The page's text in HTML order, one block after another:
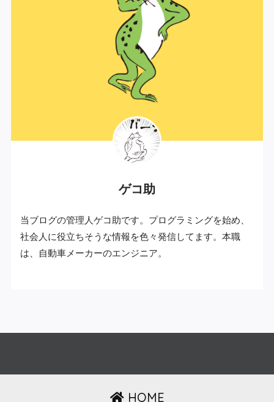
ゲコ助
当ブログの管理人ゲコ助です。プログラミングを始め、
社会人に役立ちそうな情報を色々発信してます。本職
は、自動車メーカーのエンジニア。
HOME